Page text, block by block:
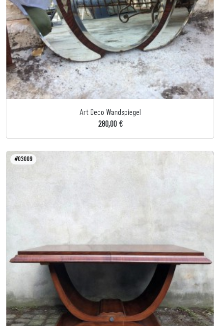
Art Deco Wandspiegel
280,00 €
#03009